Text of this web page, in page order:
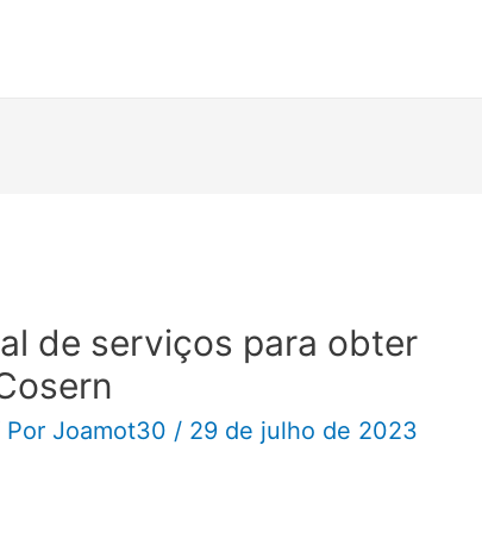
de serviços para obter
Por Joamot30 / 29 de julho de 2023